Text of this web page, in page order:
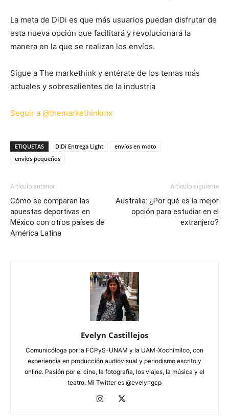
La meta de DiDi es que más usuarios puedan disfrutar de
esta nueva opción que facilitará y revolucionará la
manera en la que se realizan los envíos.
Sigue a The markethink y entérate de los temas más
actuales y sobresalientes de la industria
Seguir a @themarkethinkmx
ETIQUETAS DiDi Entrega Light
envíos en moto
envíos pequeños
Artículo anterior
Cómo se comparan las
apuestas deportivas en
México con otros países de
América Latina
Artículo siguiente
Australia: ¿Por qué es la mejor
opción para estudiar en el
extranjero?
Evelyn Castillejos
Comunicóloga por la FCPyS-UNAM y la UAM-Xochimilco, con
experiencia en producción audiovisual y periodismo escrito y
online. Pasión por el cine, la fotografía, los viajes, la música y el
teatro. Mi Twitter es @evelyngcp